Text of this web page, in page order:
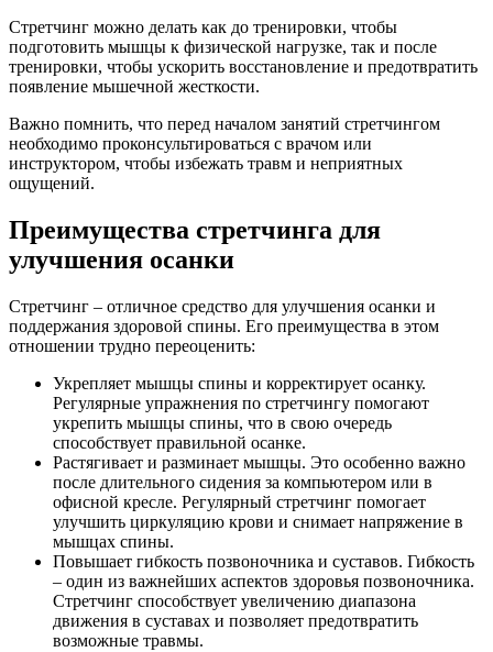
Стретчинг можно делать как до тренировки, чтобы
подготовить мышцы к физической нагрузке, так и после
тренировки, чтобы ускорить восстановление и предотвратить
появление мышечной жесткости.
Важно помнить, что перед началом занятий стретчингом
необходимо проконсультироваться с врачом или
инструктором, чтобы избежать травм и неприятных
ощущений.
Преимущества стретчинга для
улучшения осанки
Стретчинг – отличное средство для улучшения осанки и
поддержания здоровой спины. Его преимущества в этом
отношении трудно переоценить:
Укрепляет мышцы спины и корректирует осанку.
Регулярные упражнения по стретчингу помогают
укрепить мышцы спины, что в свою очередь
способствует правильной осанке.
Растягивает и разминает мышцы. Это особенно важно
после длительного сидения за компьютером или в
офисной кресле. Регулярный стретчинг помогает
улучшить циркуляцию крови и снимает напряжение в
мышцах спины.
Повышает гибкость позвоночника и суставов. Гибкость
– один из важнейших аспектов здоровья позвоночника.
Стретчинг способствует увеличению диапазона
движения в суставах и позволяет предотвратить
возможные травмы.